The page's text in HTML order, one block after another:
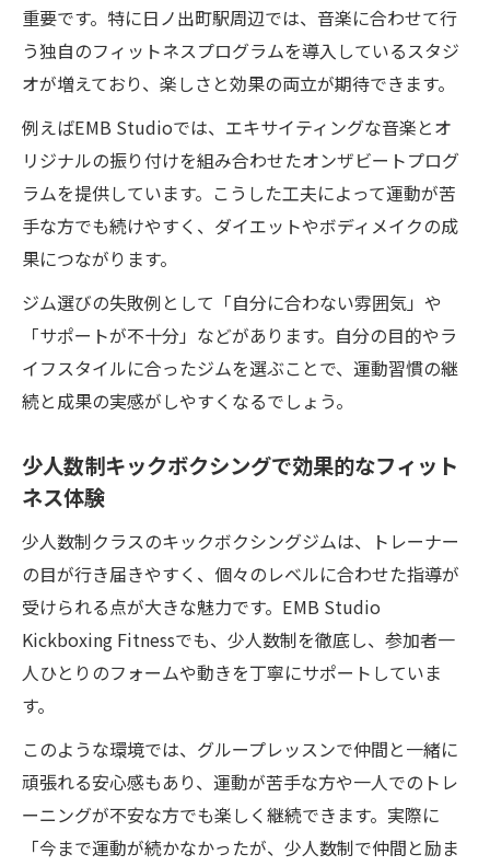
重要です。特に日ノ出町駅周辺では、音楽に合わせて行
う独自のフィットネスプログラムを導入しているスタジ
オが増えており、楽しさと効果の両立が期待できます。
例えばEMB Studioでは、エキサイティングな音楽とオ
リジナルの振り付けを組み合わせたオンザビートプログ
ラムを提供しています。こうした工夫によって運動が苦
手な方でも続けやすく、ダイエットやボディメイクの成
果につながります。
ジム選びの失敗例として「自分に合わない雰囲気」や
「サポートが不十分」などがあります。自分の目的やラ
イフスタイルに合ったジムを選ぶことで、運動習慣の継
続と成果の実感がしやすくなるでしょう。
少人数制キックボクシングで効果的なフィット
ネス体験
少人数制クラスのキックボクシングジムは、トレーナー
の目が行き届きやすく、個々のレベルに合わせた指導が
受けられる点が大きな魅力です。EMB Studio
Kickboxing Fitnessでも、少人数制を徹底し、参加者一
人ひとりのフォームや動きを丁寧にサポートしていま
す。
このような環境では、グループレッスンで仲間と一緒に
頑張れる安心感もあり、運動が苦手な方や一人でのトレ
ーニングが不安な方でも楽しく継続できます。実際に
「今まで運動が続かなかったが、少人数制で仲間と励ま